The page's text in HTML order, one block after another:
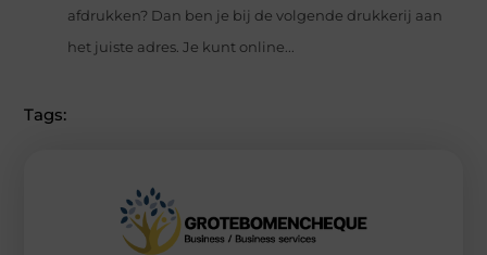
afdrukken? Dan ben je bij de volgende drukkerij aan
het juiste adres. Je kunt online...
Tags: